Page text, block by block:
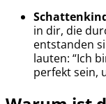
in dir, die
entstanden
lauten: “Ich
perfekt sein,